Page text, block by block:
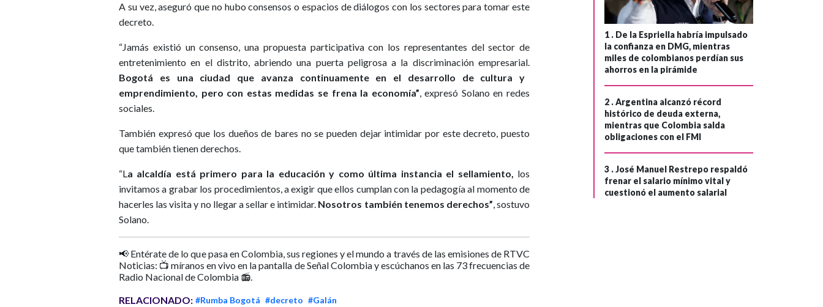
A su vez, aseguró que no hubo consensos o espacios de diálogos con los sectores para tomar este
decreto.
“Jamás existió un consenso, una propuesta participativa con los representantes del sector de
entretenimiento en el distrito, abriendo una puerta peligrosa a la discriminación empresarial.
Bogotá es una ciudad que avanza continuamente en el desarrollo de cultura y
emprendimiento, pero con estas medidas se frena la economía”, expresó Solano en redes
sociales.
También expresó que los dueños de bares no se pueden dejar intimidar por este decreto, puesto
que también tienen derechos.
“La alcaldía está primero para la educación y como última instancia el sellamiento, los
invitamos a grabar los procedimientos, a exigir que ellos cumplan con la pedagogía al momento de
hacerles las visita y no llegar a sellar e intimidar. Nosotros también tenemos derechos”, sostuvo
Solano.
📢 Entérate de lo que pasa en Colombia, sus regiones y el mundo a través de las emisiones de RTVC
Noticias: 📺 míranos en vivo en la pantalla de Señal Colombia y escúchanos en las 73 frecuencias de
Radio Nacional de Colombia 📻.
RELACIONADO: #Rumba Bogotá #decreto #Galán
1 . De la Espriella habría impulsado
la confianza en DMG, mientras
miles de colombianos perdían sus
ahorros en la pirámide
2 .Argentina alcanzó récord
histórico de deuda externa,
mientras que Colombia salda
obligaciones con el FMI
3 .José Manuel Restrepo respaldó
frenar el salario mínimo vital y
cuestionó el aumento salarial